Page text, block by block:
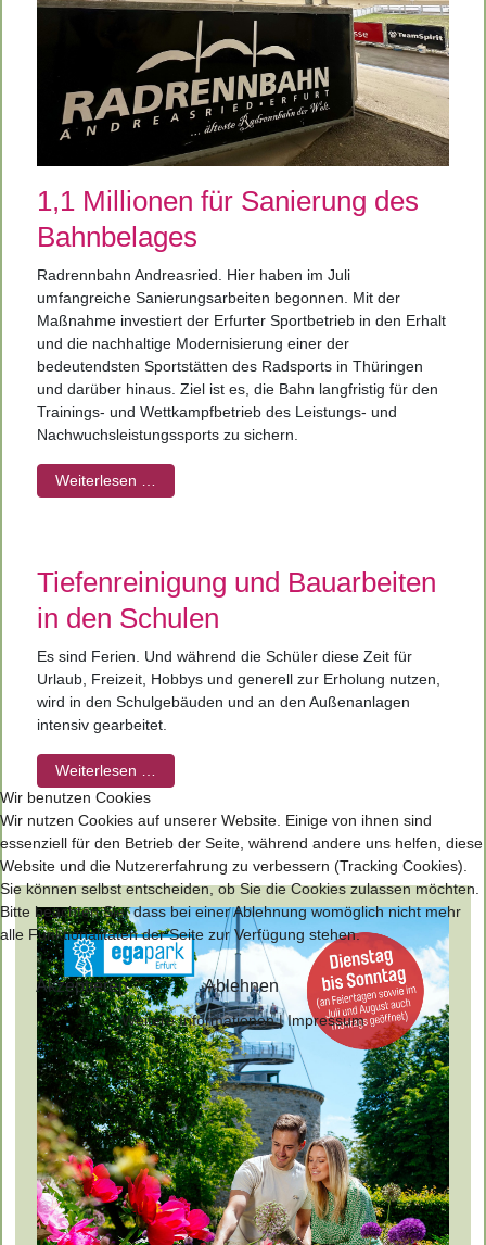
1,1 Millionen für Sanierung des
Bahnbelages
Radrennbahn Andreasried. Hier haben im Juli
umfangreiche Sanierungsarbeiten begonnen. Mit der
Maßnahme investiert der Erfurter Sportbetrieb in den Erhalt
und die nachhaltige Modernisierung einer der
bedeutendsten Sportstätten des Radsports in Thüringen
und darüber hinaus. Ziel ist es, die Bahn langfristig für den
Trainings- und Wettkampfbetrieb des Leistungs- und
Nachwuchsleistungssports zu sichern.
Weiterlesen …
Tiefenreinigung und Bauarbeiten
in den Schulen
Es sind Ferien. Und während die Schüler diese Zeit für
Urlaub, Freizeit, Hobbys und generell zur Erholung nutzen,
wird in den Schulgebäuden und an den Außenanlagen
intensiv gearbeitet.
Weiterlesen …
Wir benutzen Cookies
Wir nutzen Cookies auf unserer Website. Einige von ihnen sind
essenziell für den Betrieb der Seite, während andere uns helfen, diese
Website und die Nutzererfahrung zu verbessern (Tracking Cookies).
Sie können selbst entscheiden, ob Sie die Cookies zulassen möchten.
Bitte beachten Sie, dass bei einer Ablehnung womöglich nicht mehr
alle Funktionalitäten der Seite zur Verfügung stehen.
Akzeptieren Ablehnen
Weitere Informationen|Impressum